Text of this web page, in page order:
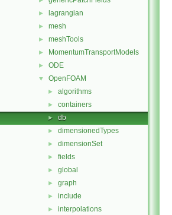
► lagrangian
► mesh
► meshTools
► MomentumTransportModels
► ODE
▼ OpenFOAM
► algorithms
► containers
► db
► dimensionedTypes
► dimensionSet
► fields
► global
► graph
► include
► interpolations